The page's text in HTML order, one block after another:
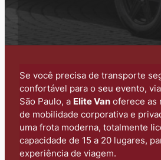
Se você precisa de transporte
confortável para o seu evento,
São Paulo, a Elite Vanoferece as
de mobilidade corporativa e
uma frota moderna, totalmente
capacidade de 15 a 20 lugares,
experiência de viagem.